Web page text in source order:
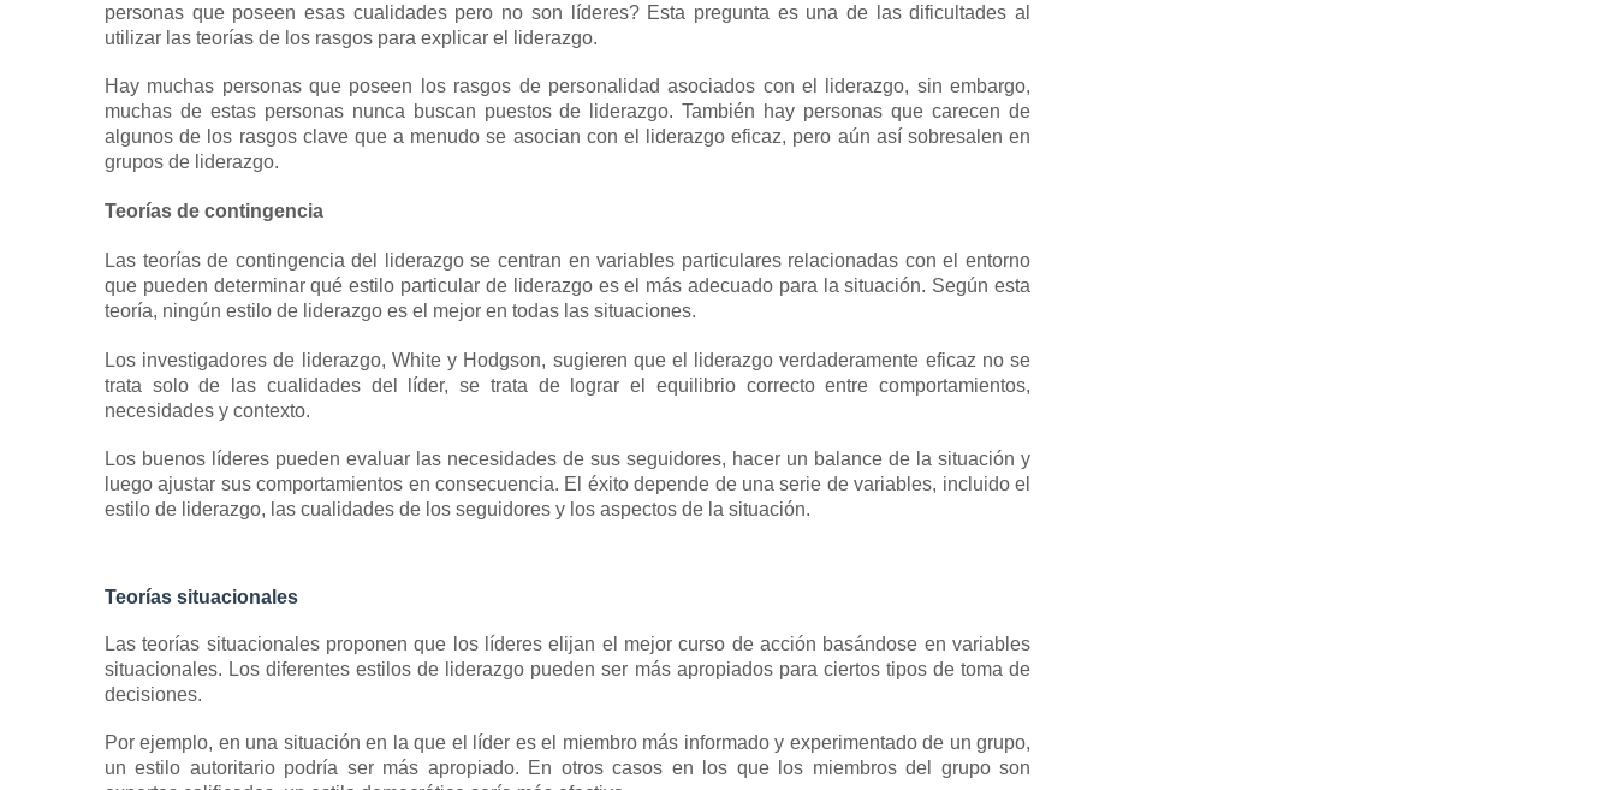
personas que poseen esas cualidades pero no son líderes? Esta pregunta es una de las dificultades al
utilizar las teorías de los rasgos para explicar el liderazgo.
Hay muchas personas que poseen los rasgos de personalidad asociados con el liderazgo, sin embargo,
muchas de estas personas nunca buscan puestos de liderazgo. También hay personas que carecen de
algunos de los rasgos clave que a menudo se asocian con el liderazgo eficaz, pero aún así sobresalen en
grupos de liderazgo.
Teorías de contingencia
Las teorías de contingencia del liderazgo se centran en variables particulares relacionadas con el entorno
que pueden determinar qué estilo particular de liderazgo es el más adecuado para la situación. Según esta
teoría, ningún estilo de liderazgo es el mejor en todas las situaciones.
Los investigadores de liderazgo, White y Hodgson, sugieren que el liderazgo verdaderamente eficaz no se
trata solo de las cualidades del líder, se trata de lograr el equilibrio correcto entre comportamientos,
necesidades y contexto.
Los buenos líderes pueden evaluar las necesidades de sus seguidores, hacer un balance de la situación y
luego ajustar sus comportamientos en consecuencia. El éxito depende de una serie de variables, incluido el
estilo de liderazgo, las cualidades de los seguidores y los aspectos de la situación.
Teorías situacionales
Las teorías situacionales proponen que los líderes elijan el mejor curso de acción basándose en variables
situacionales. Los diferentes estilos de liderazgo pueden ser más apropiados para ciertos tipos de toma de
decisiones.
Por ejemplo, en una situación en la que el líder es el miembro más informado y experimentado de un grupo,
unestilo autoritariopodría ser más apropiado. En otros casos en los que los miembros del grupo son